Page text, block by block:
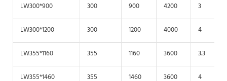
LW300*900 300 900 4200 3
LW300*1200 300 1200 4000 4
LW355*1160 355 1160 3600 3.3
LW355*1460 355 1460 3600 4